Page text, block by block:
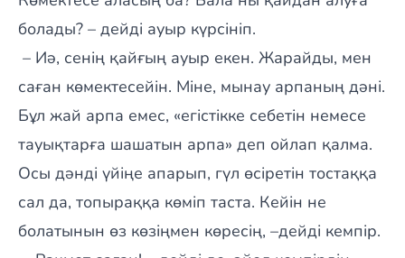
болады? – дейді ауыр күрсініп.
– Иә, сенің қайғың ауыр екен. Жарайды, мен
саған көмектесейін. Міне, мынау арпаның дәні.
Бұл жай арпа емес, «егістікке себетін немесе
тауықтарға шашатын арпа» деп ойлап қалма.
Осы дәнді үйіңе апарып, гүл өсіретін тостаққа
сал да, топыраққа көміп таста. Кейін не
болатынын өз көзіңмен көресің, –дейді кемпір.